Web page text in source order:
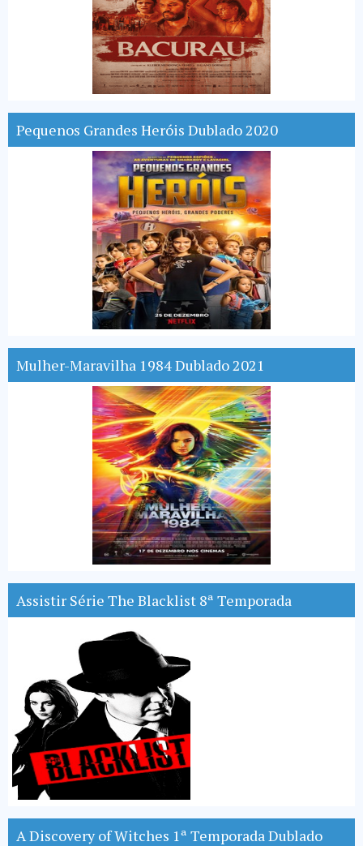
Pequenos Grandes Heróis Dublado 2020
Mulher-Maravilha 1984 Dublado 2021
Assistir Série The Blacklist 8ª Temporada
A Discovery of Witches 1ª Temporada Dublado